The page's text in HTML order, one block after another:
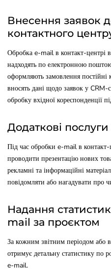
Внесення заявок
контактного
Обробка e-mail в контакт-центрі
надходять по електронною
оформляють замовлення постійні
вносять дані щодо заявок у
обробку вхідної кореспонденції
Додаткові
Під час обробки e-mail в
проводити презентацію нових
рекламні та інформаційні
повідомляти або нагадувати про
Надання
mail за проєктом
За кожним звітним періодом або
отримує детальну статистику по
e-mail.